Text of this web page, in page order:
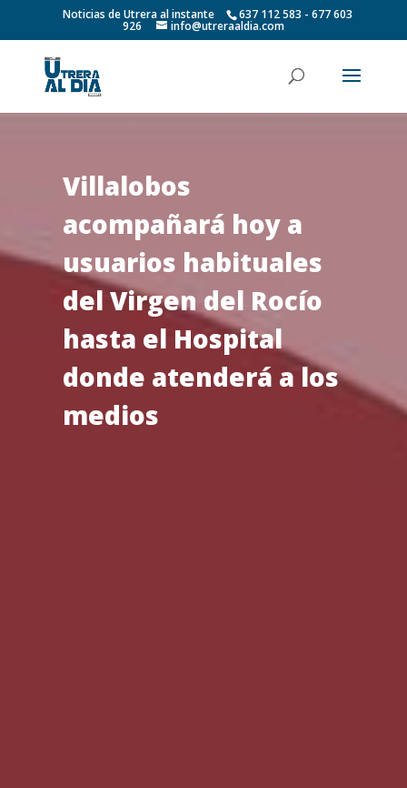
Noticias de Utrera al instante 637 112 583 - 677 603
926 info@utreraaldia.com
Villalobos
acompañará hoy a
usuarios habituales
del Virgen del Rocío
hasta el Hospital
donde atenderá a los
medios